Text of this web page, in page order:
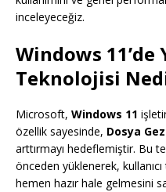
inceleyeceğiz.
Windows 11’de
Teknolojisi
Microsoft, Windows 11
özellik sayesinde, Dosya
arttırmayı hedeflemiştir. Bu
önceden yüklenerek, kullanıcı
hemen hazır hale gelmesini